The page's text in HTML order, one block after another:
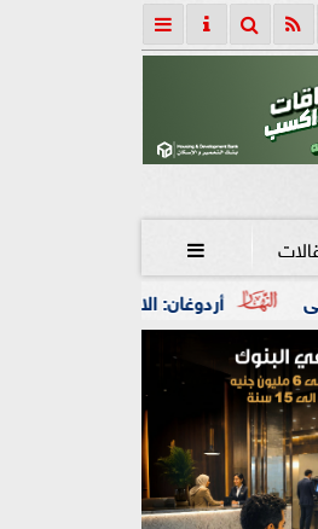

الاتفاقية مع السعودية وباكستان